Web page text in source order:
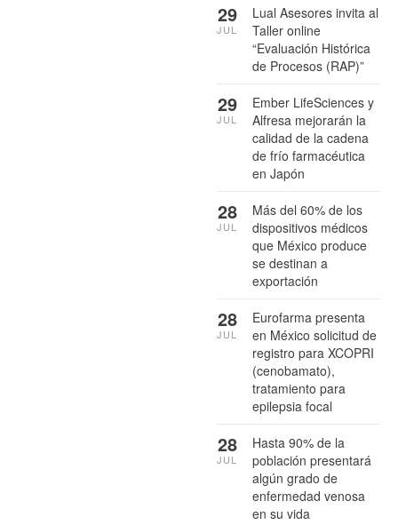
Lual Asesores invita al
Taller online
“Evaluación Histórica
de Procesos (RAP)”
29
JUL
Ember LifeSciences y
Alfresa mejorarán la
calidad de la cadena
de frío farmacéutica
en Japón
29
JUL
Más del 60% de los
dispositivos médicos
que México produce
se destinan a
exportación
28
JUL
Eurofarma presenta
en México solicitud de
registro para XCOPRI
(cenobamato),
tratamiento para
epilepsia focal
28
JUL
Hasta 90% de la
población presentará
algún grado de
enfermedad venosa
en su vida
28
JUL